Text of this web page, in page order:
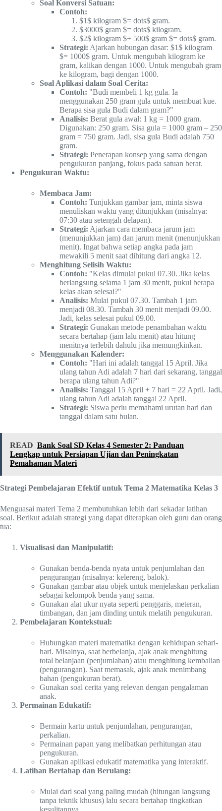
Soal Konversi Satuan:
Contoh:
$1$ kilogram $= dots$ gram.
$3000$ gram $= dots$ kilogram.
$2$ kilogram $+ 500$ gram $= dots$ gram.
Strategi: Ajarkan hubungan dasar: $1$ kilogram
$= 1000$ gram. Untuk mengubah kilogram ke
gram, kalikan dengan 1000. Untuk mengubah gram
ke kilogram, bagi dengan 1000.
Soal Aplikasi dalam Soal Cerita:
Contoh: "Budi membeli 1 kg gula. Ia
menggunakan 250 gram gula untuk membuat kue.
Berapa sisa gula Budi dalam gram?"
Analisis: Berat gula awal: 1 kg = 1000 gram.
Digunakan: 250 gram. Sisa gula = 1000 gram – 250
gram = 750 gram. Jadi, sisa gula Budi adalah 750
gram.
Strategi: Penerapan konsep yang sama dengan
pengukuran panjang, fokus pada satuan berat.
Pengukuran Waktu:
Membaca Jam:
Contoh: Tunjukkan gambar jam, minta siswa
menuliskan waktu yang ditunjukkan (misalnya:
07:30 atau setengah delapan).
Strategi: Ajarkan cara membaca jarum jam
(menunjukkan jam) dan jarum menit (menunjukkan
menit). Ingat bahwa setiap angka pada jam
mewakili 5 menit saat dihitung dari angka 12.
Menghitung Selisih Waktu:
Contoh: "Kelas dimulai pukul 07.30. Jika kelas
berlangsung selama 1 jam 30 menit, pukul berapa
kelas akan selesai?"
Analisis: Mulai pukul 07.30. Tambah 1 jam
menjadi 08.30. Tambah 30 menit menjadi 09.00.
Jadi, kelas selesai pukul 09.00.
Strategi: Gunakan metode penambahan waktu
secara bertahap (jam lalu menit) atau hitung
menitnya terlebih dahulu jika memungkinkan.
Menggunakan Kalender:
Contoh: "Hari ini adalah tanggal 15 April. Jika
ulang tahun Adi adalah 7 hari dari sekarang, tanggal
berapa ulang tahun Adi?"
Analisis: Tanggal 15 April + 7 hari = 22 April. Jadi,
ulang tahun Adi adalah tanggal 22 April.
Strategi: Siswa perlu memahami urutan hari dan
tanggal dalam satu bulan.
READ Bank Soal SD Kelas 4 Semester 2: Panduan
Lengkap untuk Persiapan Ujian dan Peningkatan
Pemahaman Materi
Strategi Pembelajaran Efektif untuk Tema 2 Matematika Kelas 3
Menguasai materi Tema 2 membutuhkan lebih dari sekadar latihan
soal. Berikut adalah strategi yang dapat diterapkan oleh guru dan orang
tua:
Visualisasi dan Manipulatif:
Gunakan benda-benda nyata untuk penjumlahan dan
pengurangan (misalnya: kelereng, balok).
Gunakan gambar atau objek untuk menjelaskan perkalian
sebagai kelompok benda yang sama.
Gunakan alat ukur nyata seperti penggaris, meteran,
timbangan, dan jam dinding untuk melatih pengukuran.
Pembelajaran Kontekstual:
Hubungkan materi matematika dengan kehidupan sehari-
hari. Misalnya, saat berbelanja, ajak anak menghitung
total belanjaan (penjumlahan) atau menghitung kembalian
(pengurangan). Saat memasak, ajak anak menimbang
bahan (pengukuran berat).
Gunakan soal cerita yang relevan dengan pengalaman
anak.
Permainan Edukatif:
Bermain kartu untuk penjumlahan, pengurangan,
perkalian.
Permainan papan yang melibatkan perhitungan atau
pengukuran.
Gunakan aplikasi edukatif matematika yang interaktif.
Latihan Bertahap dan Berulang:
Mulai dari soal yang paling mudah (hitungan langsung
tanpa teknik khusus) lalu secara bertahap tingkatkan